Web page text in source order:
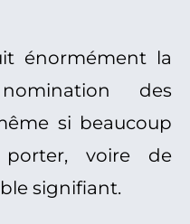
énormément la
des
si beaucoup
voire de
signifiant.